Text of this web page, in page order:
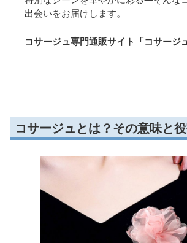
出会いをお届けします。
コサージュ専門通販サイト「コサージ
コサージュとは？その意味と